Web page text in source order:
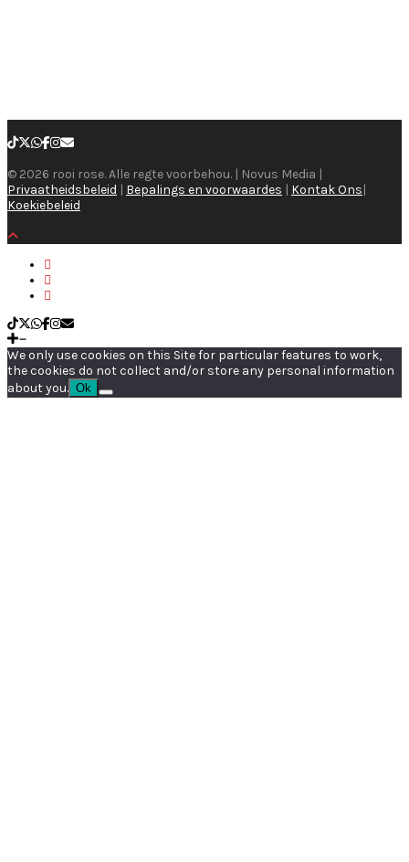
© 2026 rooi rose. Alle regte voorbehou. | Novus Media |
Privaatheidsbeleid | Bepalings en voorwaardes | Kontak Ons|
Koekiebeleid
We only use cookies on this Site for particular features to work,
the cookies do not collect and/or store any personal information
about you. Ok